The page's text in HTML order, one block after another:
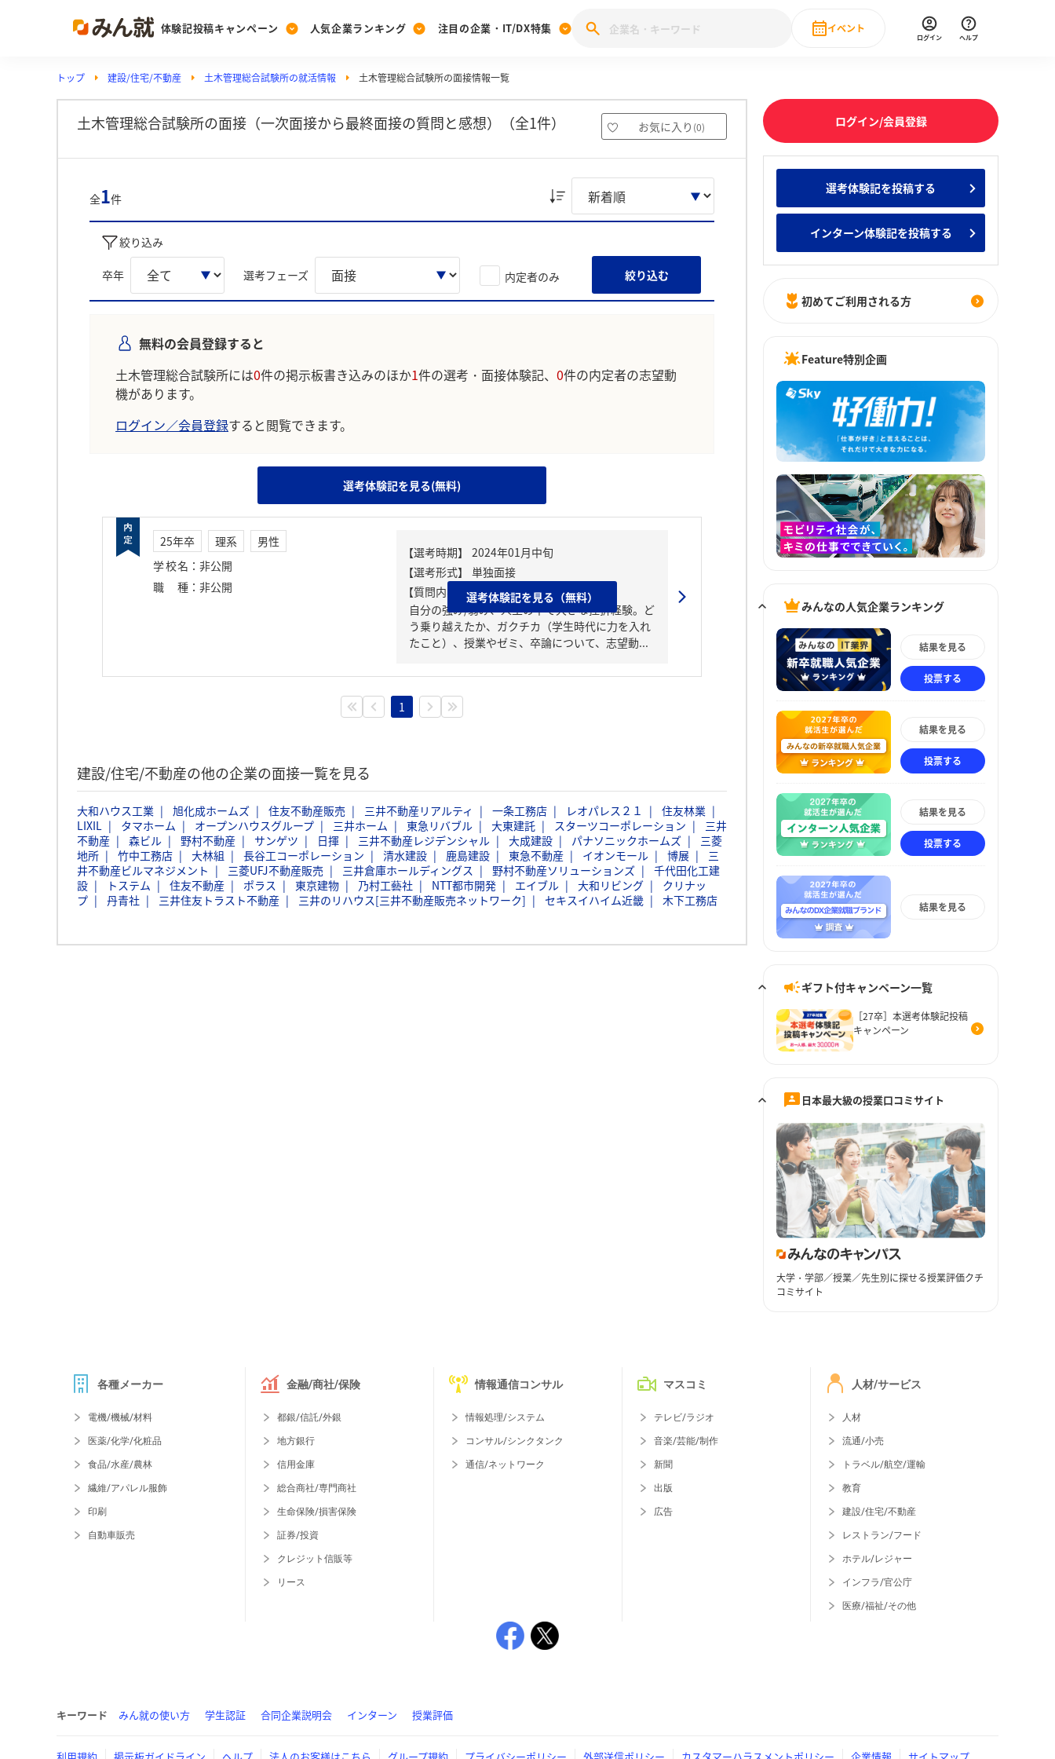
体験記投稿キャンペーン
Post
投稿する
[27卒] 本選考体験記投稿キャンペーン
人気企業ランキング
Ranking
ランキングを見る
みんなのDX企業就職ブランド調査
みんなのIT業界新卒就職人気企業ランキング みんなの新卒就職人気企業ランキング みんなのインターン人気企業ランキ
注目の企業・IT/DX特集
PickUp
注目の企業特集
28卒 IT・DX企業特集 27卒 IT・DX企業特集 28卒 IT・DX現場社員インタビュー
動画で知ろう！業界・企業研究
イベント
直近のイベント一覧
ログイン ヘルプ
トップ 建設/住宅/不動産 土木管理総合試験所の就活情報 土木管理総合試験所の面接情報一覧
土木管理総合試験所の面接（一次面接から最終面接の質問と感想）（全1件） お気に入り (0)
全1件
絞り込み
卒年 選考フェーズ 内定者のみ 絞り込む
無料の会員登録すると
土木管理総合試験所には0件の掲示板書き込みのほか1件の選考・面接体験記、 0件の内定者の志望動
機があります。
ログイン／会員登録すると閲覧できます。
選考体験記を見る(無料)
25年卒 理系
男性
学校名 ： 非公開
職種 ： 非公開
【質問内容・課題】
自分の強み/弱み、人生の中で大きな挫折経験。ど
う乗り越えたか、ガクチカ（学生時代に力を入れ
たこと）、授業やゼミ、卒論について、志望動...
選考体験記を見る（無料）
1
建設/住宅/不動産の他の企業の面接一覧を見る
大和ハウス工業 旭化成ホームズ 住友不動産販売 三井不動産リアルティ 一条工務店 レオパレス２１
住友林業
LIXIL
タマホーム オープンハウスグループ 三井ホーム 東急リバブル 大東建託 スターツコーポレーション
三井
不動産
森ビル 野村不動産 サンゲツ 日揮 三井不動産レジデンシャル 大成建設 パナソニックホームズ
三菱
地所
竹中工務店 大林組 長谷工コーポレーション 清水建設 鹿島建設 東急不動産 イオンモール 博展
三
井不動産ビルマネジメント
三菱UFJ不動産販売 三井倉庫ホールディングス 野村不動産ソリューションズ
千代田化工建
設
トステム 住友不動産 ポラス 東京建物 乃村工藝社 NTT都市開発 エイブル 大和リビング
クリナッ
プ
丹青社 三井住友トラスト不動産 三井のリハウス[三井不動産販売ネットワーク] セキスイハイム近畿 木下工務店
ログイン/会員登録
選考体験記を投稿する
インターン体験記を投稿する
初めてご利用される方
Feature特別企画
みんなの人気企業ランキング
結果を見る
投票する
結果を見る
投票する
結果を見る
投票する
結果を見る
ギフト付キャンペーン一覧
［27卒］本選考体験記投稿
キャンペーン
日本最大級の授業口コミサイト
大学・学部／授業／先生別に探せる授業評価クチ
コミサイト
各種メーカー
電機/機械/材料
医薬/化学/化粧品
食品/水産/農林
繊維/アパレル服飾
印刷
自動車販売
金融/商社/保険
都銀/信託/外銀
地方銀行
信用金庫
総合商社/専門商社
生命保険/損害保険
証券/投資
クレジット信販等
リース
情報通信コンサル
情報処理/システム
コンサル/シンクタンク
通信/ネットワーク
マスコミ
テレビ/ラジオ
音楽/芸能/制作
新聞
出版
広告
人材/サービス
人材
流通/小売
トラベル/航空/運輸
教育
建設/住宅/不動産
レストラン/フード
ホテル/レジャー
インフラ/官公庁
医療/福祉/その他
キーワード みん就の使い方 学生認証 合同企業説明会 インターン 授業評価